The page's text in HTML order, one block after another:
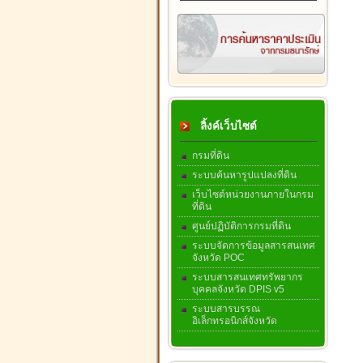
ลิ้งค์เว็บไซต์
กรมที่ดิน
ระบบค้นหารูปแปลงที่ดิน
เว็บไซต์หน่วยงานภายในกรม
ที่ดิน
ศูนย์ปฏิบัติการกรมที่ดิน
ระบบจัดการข้อมูลสารสนเทศ
จังหวัด POC
ระบบสารสนเทศทรัพยากร
บุคคลจังหวัด DPIS v5
ระบบสารบรรณ
อิเล็กทรอนิกส์จังหวัด